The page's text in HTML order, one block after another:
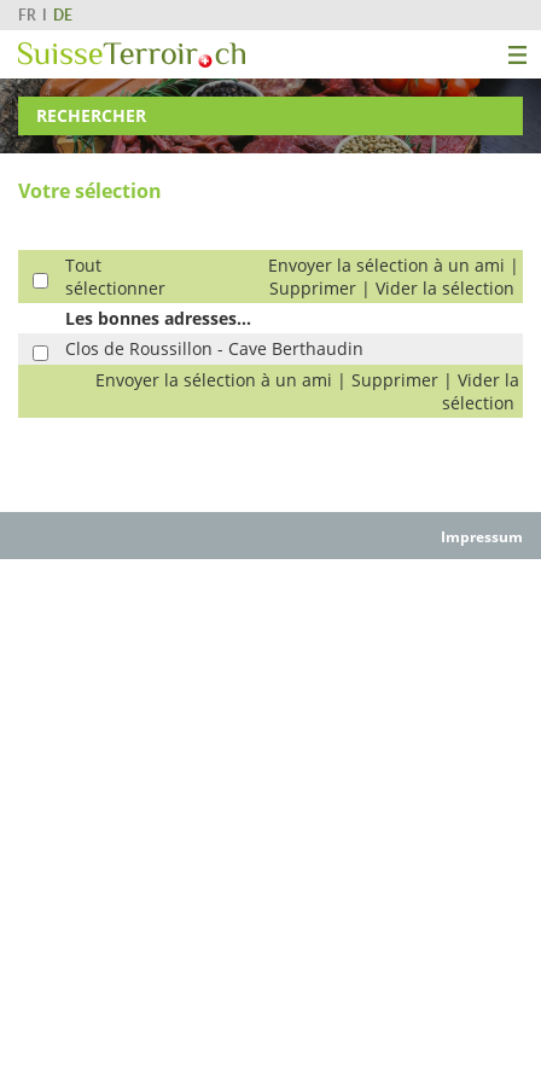
FR DE
RECHERCHER
Votre sélection
Tout
sélectionner
Envoyer la sélection à un ami |
Supprimer | Vider la sélection
Les bonnes adresses...
Clos de Roussillon - Cave Berthaudin
Envoyer la sélection à un ami | Supprimer | Vider la
sélection
Impressum